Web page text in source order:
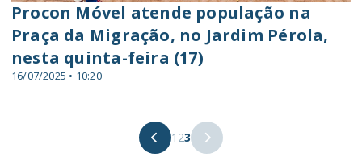
16/07/2025 • 10:20
Procon Móvel atende população na
Praça da Migração, no Jardim Pérola,
nesta quinta-feira (17)
1 23